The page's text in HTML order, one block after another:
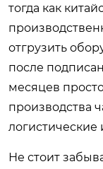
тогда как
отгрузить
после
месяцев
производства
логистические
Не стоит